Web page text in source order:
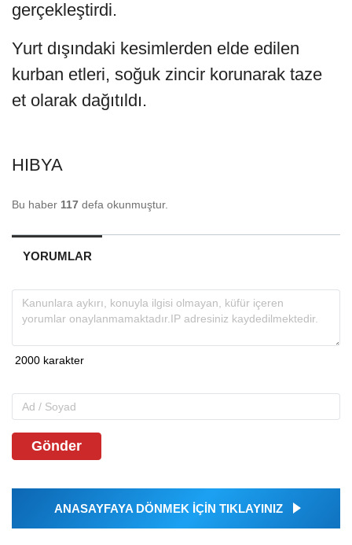
gerçekleştirdi.
Yurt dışındaki kesimlerden elde edilen
kurban etleri, soğuk zincir korunarak taze
et olarak dağıtıldı.
HIBYA
Bu haber 117 defa okunmuştur.
YORUMLAR
Gönder
ANASAYFAYA DÖNMEK İÇİN TIKLAYINIZ